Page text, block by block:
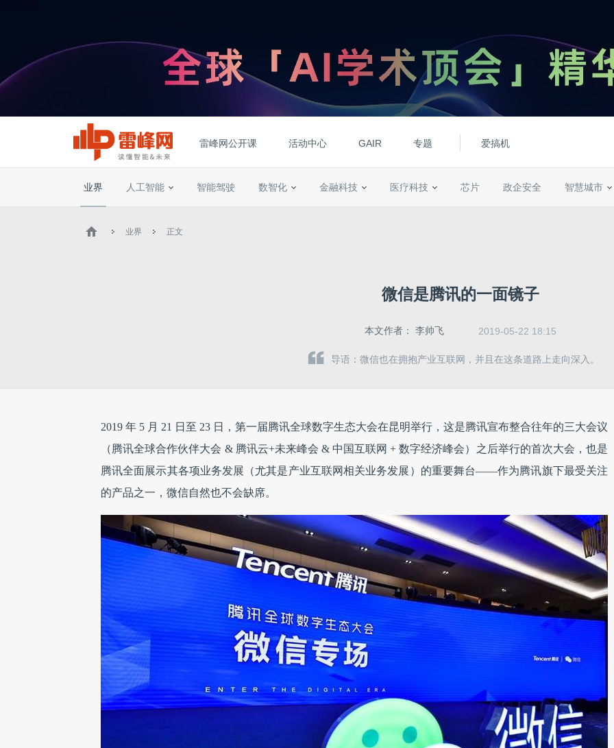
雷峰网公开课 活动中心 GAIR 专题 爱搞机
业界 人工智能 智能驾驶 数智化 金融科技 医疗科技 芯片 政企安全 智慧城市
业界 正文
微信是腾讯的一面镜子
本文作者： 李帅飞 2019-05-22 18:15
导语：微信也在拥抱产业互联网，并且在这条道路上走向深入。
2019 年 5 月 21 日至 23 日，第一届腾讯全球数字生态大会在昆明举行，这是腾讯宣布整合往年的三大会议
（腾讯全球合作伙伴大会 & 腾讯云+未来峰会 & 中国互联网 + 数字经济峰会）之后举行的首次大会，也是
腾讯全面展示其各项业务发展（尤其是产业互联网相关业务发展）的重要舞台——作为腾讯旗下最受关注
的产品之一，微信自然也不会缺席。